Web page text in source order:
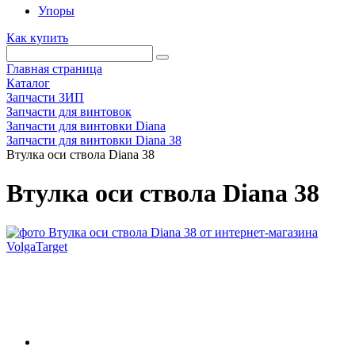
Упоры
Как купить
Главная страница
Каталог
Запчасти ЗИП
Запчасти для винтовок
Запчасти для винтовки Diana
Запчасти для винтовки Diana 38
Втулка оси ствола Diana 38
Втулка оси ствола Diana 38